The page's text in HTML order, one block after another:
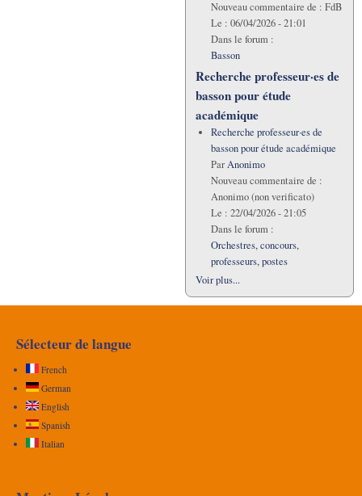
Nouveau commentaire de : FdB
Le : 06/04/2026 - 21:01
Dans le forum :
Basson
Recherche professeur·es de
basson pour étude
académique
Recherche professeur·es de
basson pour étude académique
ParAnonimo
Nouveau commentaire de :
Anonimo (non verificato)
Le : 22/04/2026 - 21:05
Dans le forum :
Orchestres, concours,
professeurs, postes
Voir plus...
Sélecteur de langue
French
German
English
Spanish
Italian